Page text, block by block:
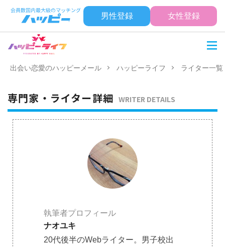
男性登録 女性登録
出会い恋愛のハッピーメール ハッピーライフ ライター一覧
専門家・ライター詳細 WRITER DETAILS
執筆者プロフィール
ナオユキ
20代後半のWebライター。男子校出